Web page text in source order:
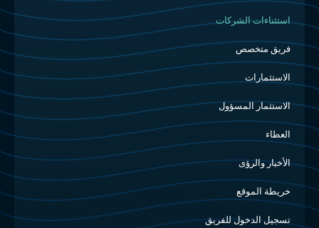
استثناءات الشركات
فريق متخصص
الاستثمارات
الاستثمار المسؤول
العطاء
الأخبار والرؤى
خريطة الموقع
تسجيل الدخول للفريق